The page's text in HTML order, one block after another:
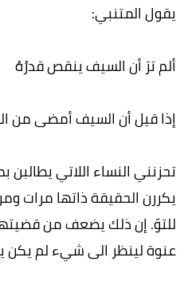
يقول المتنبي:
ألم ترَ أن السيف ينقص قدرُهُ
إذا قيل أن السيف أمضى من
تحزنني النساء اللاتي
يكررن الحقيقة ذاتها مرات
للتوّ. إن ذلك يضعف من
عنوة لينظر الى شيء لم يكن